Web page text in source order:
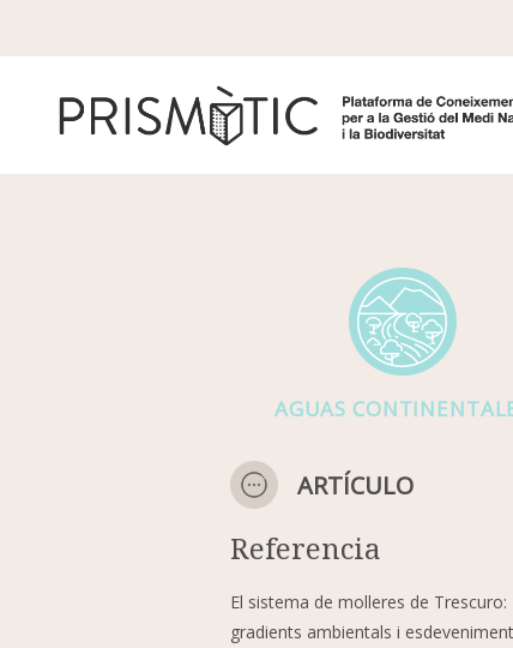
AGUAS
ARTÍCULO
Referencia
El sistema de molleres de Trescuro:
gradients ambientals i